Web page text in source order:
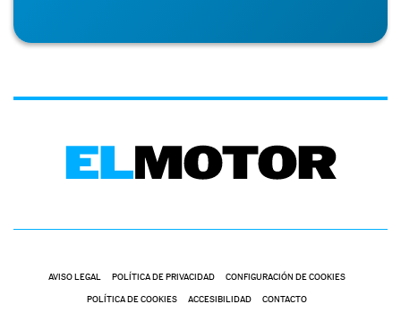
AVISO LEGAL POLÍTICA DE PRIVACIDAD CONFIGURACIÓN DE COOKIES
POLÍTICA DE COOKIES ACCESIBILIDAD CONTACTO